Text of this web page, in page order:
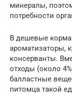
минералы,
потребности
В дешевые
ароматизаторы,
консерванты.
отходы (около
балластные
питомца такой